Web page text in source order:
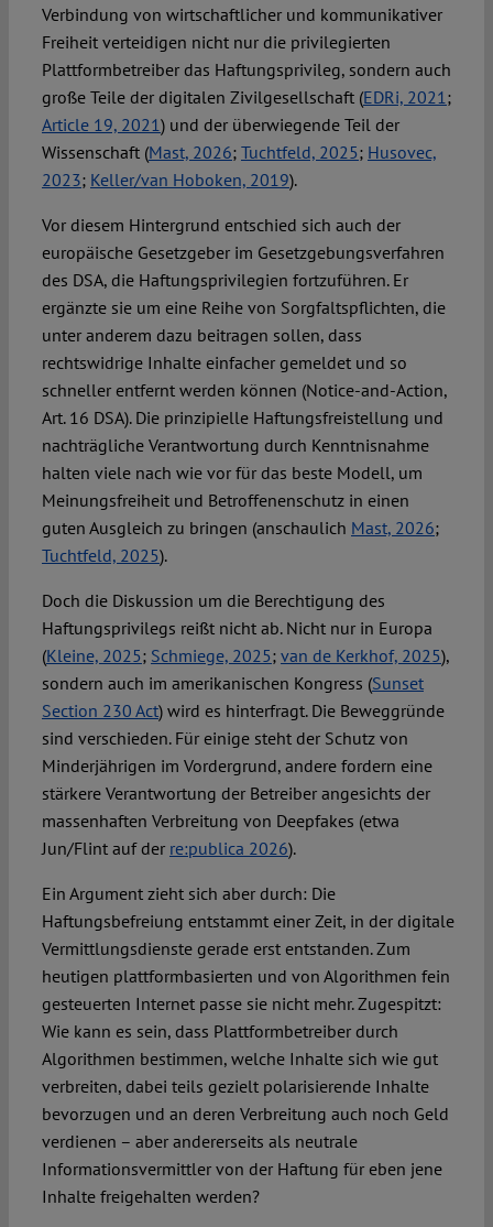
Verbindung von wirtschaftlicher und kommunikativer
Freiheit verteidigen nicht nur die privilegierten
Plattformbetreiber das Haftungsprivileg, sondern auch
große Teile der digitalen Zivilgesellschaft (EDRi, 2021;
Article 19, 2021) und der überwiegende Teil der
Wissenschaft (Mast, 2026; Tuchtfeld, 2025; Husovec,
2023; Keller/van Hoboken, 2019).
Vor diesem Hintergrund entschied sich auch der
europäische Gesetzgeber im Gesetzgebungsverfahren
des DSA, die Haftungsprivilegien fortzuführen. Er
ergänzte sie um eine Reihe von Sorgfaltspflichten, die
unter anderem dazu beitragen sollen, dass
rechtswidrige Inhalte einfacher gemeldet und so
schneller entfernt werden können (Notice-and-Action,
Art. 16 DSA). Die prinzipielle Haftungsfreistellung und
nachträgliche Verantwortung durch Kenntnisnahme
halten viele nach wie vor für das beste Modell, um
Meinungsfreiheit und Betroffenenschutz in einen
guten Ausgleich zu bringen (anschaulich Mast, 2026;
Tuchtfeld, 2025).
Doch die Diskussion um die Berechtigung des
Haftungsprivilegs reißt nicht ab. Nicht nur in Europa
(Kleine, 2025; Schmiege, 2025; van de Kerkhof, 2025),
sondern auch im amerikanischen Kongress (Sunset
Section 230 Act) wird es hinterfragt. Die Beweggründe
sind verschieden. Für einige steht der Schutz von
Minderjährigen im Vordergrund, andere fordern eine
stärkere Verantwortung der Betreiber angesichts der
massenhaften Verbreitung von Deepfakes (etwa
Jun/Flint auf der re:publica 2026).
Ein Argument zieht sich aber durch: Die
Haftungsbefreiung entstammt einer Zeit, in der digitale
Vermittlungsdienste gerade erst entstanden. Zum
heutigen plattformbasierten und von Algorithmen fein
gesteuerten Internet passe sie nicht mehr. Zugespitzt:
Wie kann es sein, dass Plattformbetreiber durch
Algorithmen bestimmen, welche Inhalte sich wie gut
verbreiten, dabei teils gezielt polarisierende Inhalte
bevorzugen und an deren Verbreitung auch noch Geld
verdienen – aber andererseits als neutrale
Informationsvermittler von der Haftung für eben jene
Inhalte freigehalten werden?